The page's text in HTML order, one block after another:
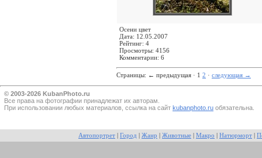
Осени цвет
Дата: 12.05.2007
Рейтинг: 4
Просмотры: 4156
Комментарии: 6
Страницы: ← предыдущая · 1 2 · следующая →
© 2003-2026 KubanPhoto.ru
Все прaва на фотографии принадлежат их авторам.
При использовании любых материалов, ссылка на сайт kubanphoto.ru обязательна.
Автопортрет Город Жанр Животные Макро Натюрморт